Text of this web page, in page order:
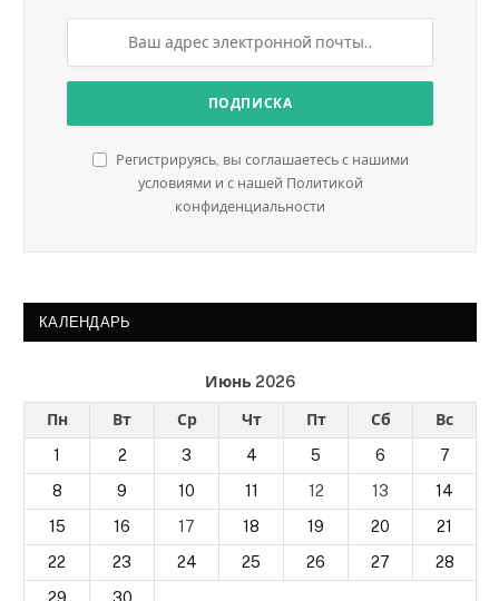
Регистрируясь, вы соглашаетесь с нашими
условиями и с нашей Политикой
конфиденциальности
КАЛЕНДАРЬ
Июнь 2026
Пн Вт Ср Чт Пт Сб
Вс
1
2 3 4 5 6
7
8
9 10 11 12 13
14
15
16 17 18 19 20
21
22
23 24 25 26 27
28
29
30